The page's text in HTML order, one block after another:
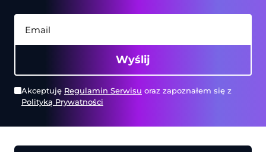
Wyślij
Akceptuję Regulamin Serwisu oraz zapoznałem się z
Polityką Prywatności